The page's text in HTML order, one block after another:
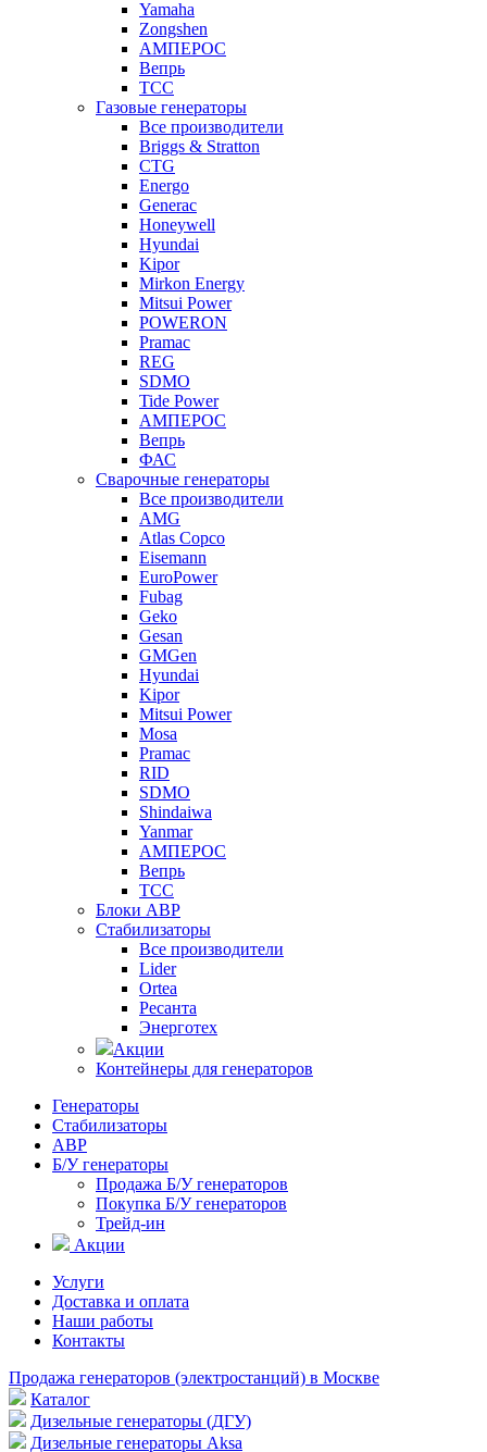
Yamaha
Zongshen
АМПЕРОС
Вепрь
ТСС
Газовые генераторы
Все производители
Briggs & Stratton
CTG
Energo
Generac
Honeywell
Hyundai
Kipor
Mirkon Energy
Mitsui Power
POWERON
Pramac
REG
SDMO
Tide Power
АМПЕРОС
Вепрь
ФАС
Сварочные генераторы
Все производители
AMG
Atlas Copco
Eisemann
EuroPower
Fubag
Geko
Gesan
GMGen
Hyundai
Kipor
Mitsui Power
Mosa
Pramac
RID
SDMO
Shindaiwa
Yanmar
АМПЕРОС
Вепрь
ТСС
Блоки АВР
Стабилизаторы
Все производители
Lider
Ortea
Ресанта
Энерготех
Акции
Контейнеры для генераторов
Генераторы
Стабилизаторы
АВР
Б/У генераторы
Продажа Б/У генераторов
Покупка Б/У генераторов
Трейд-ин
Акции
Услуги
Доставка и оплата
Наши работы
Контакты
Продажа генераторов (электростанций) в Москве
Каталог
Дизельные генераторы (ДГУ)
Дизельные генераторы Aksa